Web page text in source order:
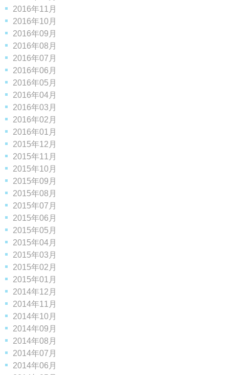
2016年11月
2016年10月
2016年09月
2016年08月
2016年07月
2016年06月
2016年05月
2016年04月
2016年03月
2016年02月
2016年01月
2015年12月
2015年11月
2015年10月
2015年09月
2015年08月
2015年07月
2015年06月
2015年05月
2015年04月
2015年03月
2015年02月
2015年01月
2014年12月
2014年11月
2014年10月
2014年09月
2014年08月
2014年07月
2014年06月